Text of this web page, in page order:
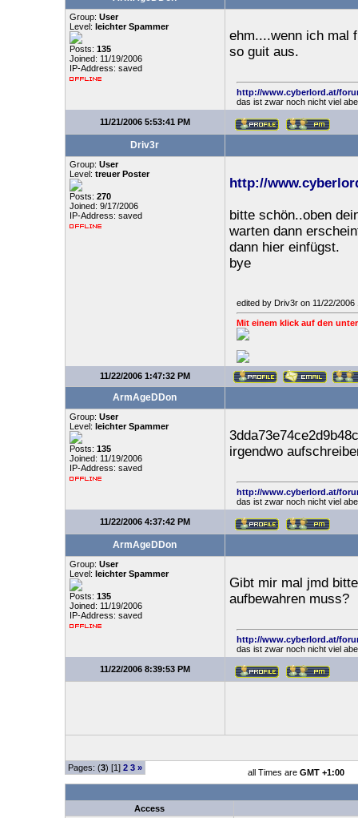
Group: User
Level: leichter Spammer
Posts: 135
Joined: 11/19/2006
IP-Address: saved
ehm....wenn ich mal
so guit aus.
http://www.cyberlord.at/
das ist zwar noch nicht viel
11/21/2006 5:53:41 PM
Driv3r
Group: User
Level: treuer Poster
Posts: 270
Joined: 9/17/2006
IP-Address: saved
http://
bitte schön..oben
warten dann
dann hier einfügst.
bye
edited by Driv3r on 11/22/2006
Mit einem klick auf den
11/22/2006 1:47:32 PM
ArmAgeDDon
Group: User
Level: leichter Spammer
Posts: 135
Joined: 11/19/2006
IP-Address: saved
irgendwo
http://www.cyberlord.at/
das ist zwar noch nicht viel
11/22/2006 4:37:42 PM
ArmAgeDDon
Group: User
Level: leichter Spammer
Posts: 135
Joined: 11/19/2006
IP-Address: saved
Gibt mir mal jmd
aufbewahren muss?
http://www.cyberlord.at/
das ist zwar noch nicht viel
11/22/2006 8:39:53 PM
Pages: (3) [1] 2 3 » all Times are GMT +1:00
Access